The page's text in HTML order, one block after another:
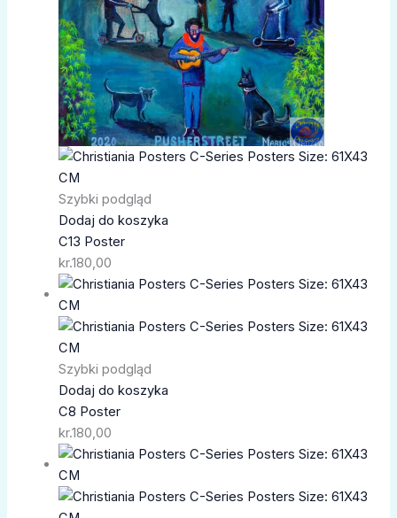
Szybki podgląd
Dodaj do koszyka
C13 Poster
kr.180,00
Szybki podgląd
Dodaj do koszyka
C8 Poster
kr.180,00